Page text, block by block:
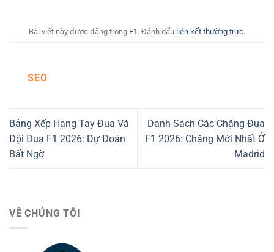
Bài viết này được đăng trong F1 . Đánh dấu liên kết thường trực.
SEO
Bảng Xếp Hạng Tay Đua Và
Đội Đua F1 2026: Dự Đoán
Bất Ngờ
Danh Sách Các Chặng Đua
F1 2026: Chặng Mới Nhất Ở
Madrid
VỀ CHÚNG TÔI